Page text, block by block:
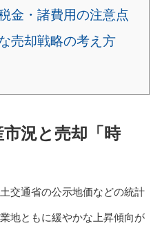
金・諸費用の注意点
売却戦略の考え方
況と売却「時
交通省の公示地価などの統計
地ともに緩やかな上昇傾向が